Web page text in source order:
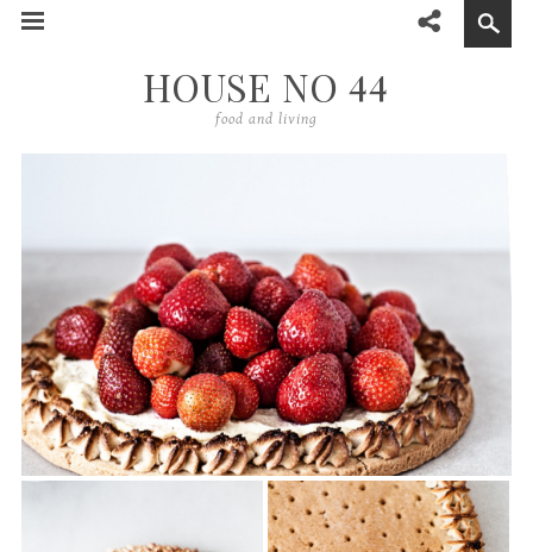
HOUSE NO 44
food and living